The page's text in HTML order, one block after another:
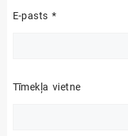
E-pasts *
Tīmekļa vietne